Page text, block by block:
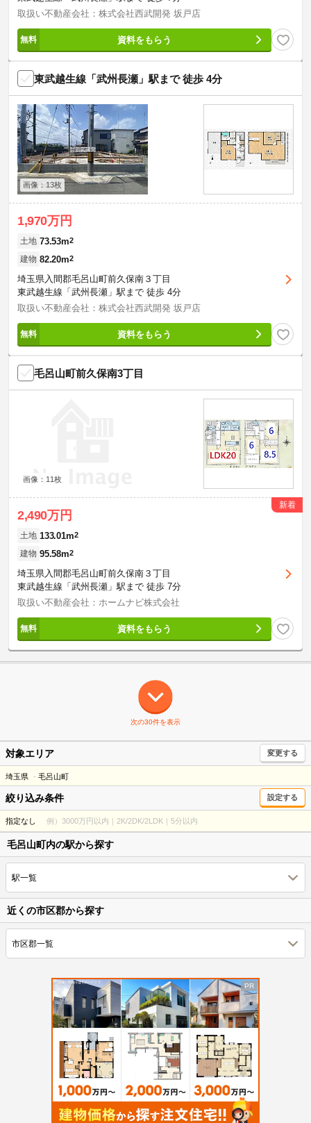
取扱い不動産会社：株式会社西武開発 坂戸店
資料をもらう
東武越生線「武州長瀬」駅まで 徒歩 4分
画像：13枚
1,970万円
土地 73.53m2
建物 82.20m2
埼玉県入間郡毛呂山町前久保南３丁目
東武越生線「武州長瀬」駅まで 徒歩 4分
取扱い不動産会社：株式会社西武開発 坂戸店
資料をもらう
毛呂山町前久保南3丁目
画像：11枚
2,490万円
新着
土地 133.01m2
建物 95.58m2
埼玉県入間郡毛呂山町前久保南３丁目
東武越生線「武州長瀬」駅まで 徒歩 7分
取扱い不動産会社：ホームナビ株式会社
資料をもらう
次の30件を表示
対象エリア 変更する
埼玉県 毛呂山町
絞り込み条件 設定する
指定なし 例）3000万円以内｜2K/2DK/2LDK｜5分以内
毛呂山町内の駅から探す
駅一覧
近くの市区郡から探す
市区郡一覧